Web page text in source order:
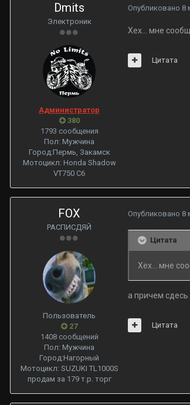
Dmits
Электроник
Администратор
380
1793 сообщения
Пол: Мужчина
Город:Пермь, Закамск
Мотоцикл: Honda Shadow
VT750 С6
Опубликовано 8
Хех... мне
Цитата
FOX
РАСПИСДЯЙ
Пользователь
27
1408 сообщений
Пол: Мужчина
Город:Нагорный
Мотоцикл: SUZUKI TL1000S
продам за 179 т.р. торг
Опубликовано 8
Цитата
Хех... мне
а причем сдесь
Цитата